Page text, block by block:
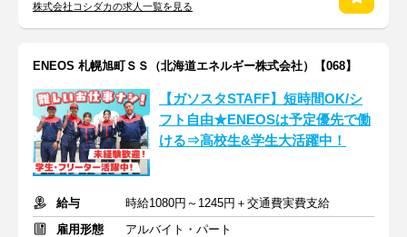
株式会社コシダカの求人一覧を見る
ENEOS 札幌旭町ＳＳ（北海道エネルギー株式会社）【068】
【ガソスタSTAFF】短時間OK/シ
フト自由★ENEOSは予定優先で働
ける⇒高校生&学生大活躍中！
給与
時給1080円～1245円＋交通費実費支給
雇用形態
アルバイト・パート